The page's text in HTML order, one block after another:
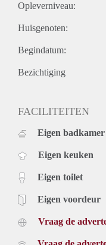
Opleverniveau:
Huisgenoten:
Begindatum:
Bezichtiging
FACILITEITEN
Eigen badkamer
Eigen keuken
Eigen toilet
Eigen voordeur
Vraag de